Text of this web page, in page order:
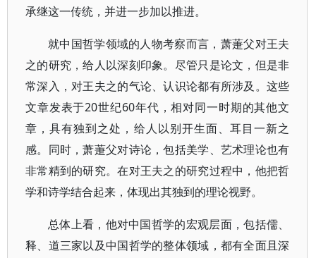
承继这一传统，并进一步加以推进。
就中国哲学领域的人物考察而言，萧萐父对王夫
之的研究，给人以深刻印象。尽管只是论文，但是非
常深入，对王夫之的气论、认识论都有所涉及。这些
文章发表于20世纪60年代，相对同一时期的其他文
章，具有独到之处，给人以别开生面、耳目一新之
感。同时，萧萐父对诗论，包括美学、艺术理论也有
非常精到的研究。在对王夫之的研究过程中，他把哲
学和诗学结合起来，体现出其独到的理论视野。
总体上看，他对中国哲学的宏观层面，包括儒、
释、道三家以及中国哲学的整体领域，都有全面且深